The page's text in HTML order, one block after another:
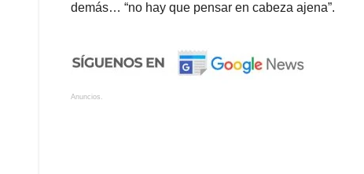
demás… “no hay que pensar en cabeza ajena”.
Anuncios.